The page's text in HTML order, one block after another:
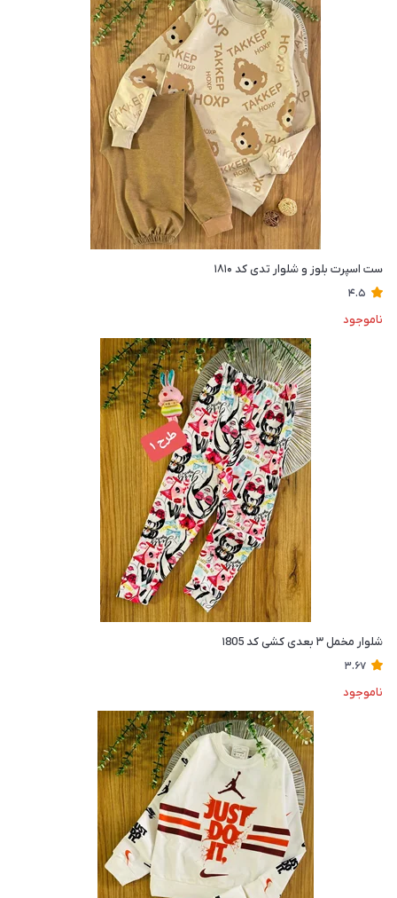
ست اسپرت بلوز و شلوار تدی کد ۱۸۱۰
4.5
ناموجود
شلوار مخمل ۳ بعدی کشی کد ۱805
3.67
ناموجود